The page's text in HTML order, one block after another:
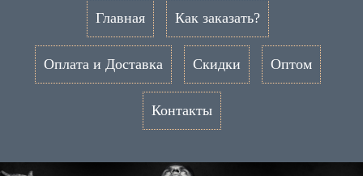
Главная Как заказать?
Оплата и Доставка Скидки Оптом
Контакты